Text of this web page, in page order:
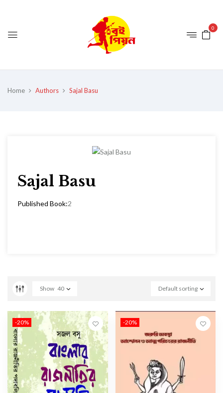
0
Home Authors Sajal Basu
Sajal Basu
Published Book:2
Default sorting
Show 40
-20% -20%